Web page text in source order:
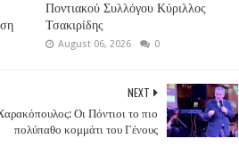
Ποντιακού Συλλόγου Κύριλλος
Τσακιρίδης
August 06, 2026 0
NEXT
Οι Πόντιοι το πιο
πολύπαθο κομμάτι του Γένους